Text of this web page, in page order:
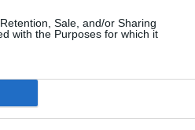
Sale, and/or Sharing
with the Purposes for which it